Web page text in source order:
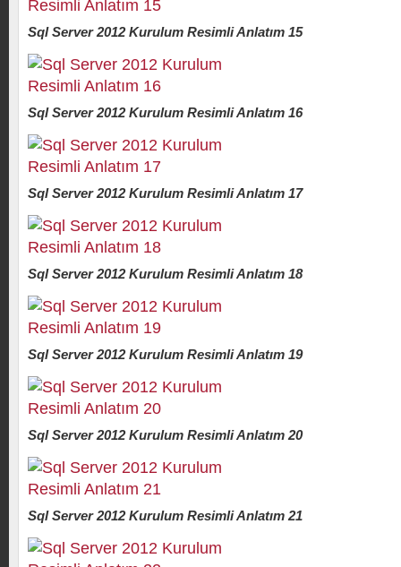
Sql Server 2012 Kurulum Resimli Anlatım 15
Sql Server 2012 Kurulum Resimli Anlatım 16
Sql Server 2012 Kurulum Resimli Anlatım 17
Sql Server 2012 Kurulum Resimli Anlatım 18
Sql Server 2012 Kurulum Resimli Anlatım 19
Sql Server 2012 Kurulum Resimli Anlatım 20
Sql Server 2012 Kurulum Resimli Anlatım 21